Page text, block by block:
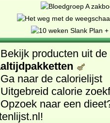
Bekijk producten uit
Ga naar de calorielijst
Uitgebreid calorie
Opzoek naar een
!